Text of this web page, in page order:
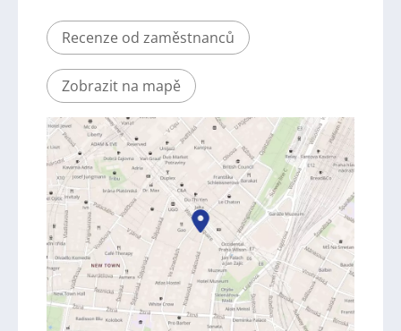
Recenze od zaměstnanců
Zobrazit na mapě